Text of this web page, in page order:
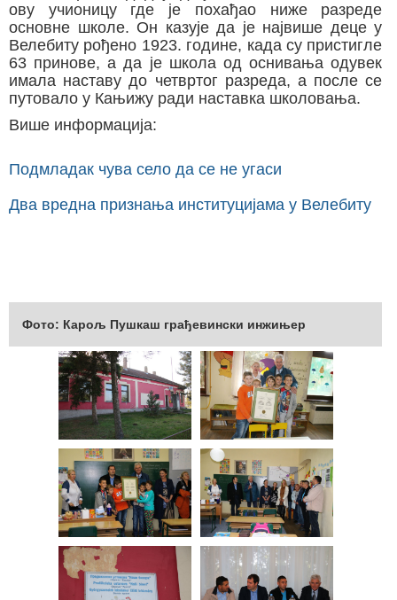
ову учионицу где је похађао ниже разреде
основне школе. Он казује да је највише деце у
Велебиту рођено 1923. године, када су пристигле
63 принове, а да је школа од оснивања одувек
имала наставу до четвртог разреда, а после се
путовало у Кањижу ради наставка школовања.
Више информација:
Подмладак чува село да се не угаси
Два вредна признања институцијама у Велебиту
Фото: Карољ Пушкаш грађевински инжињер